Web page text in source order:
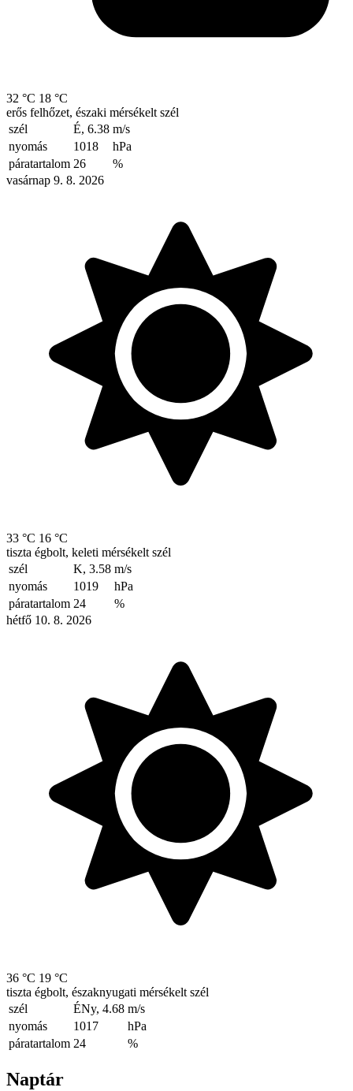
32 °C 18 °C
erős felhőzet, északi mérsékelt szél
szél
É, 6.38 m/s
nyomás
1018
hPa
páratartalom 26
%
vasárnap 9. 8. 2026
33 °C 16 °C
tiszta égbolt, keleti mérsékelt szél
szél
K, 3.58 m/s
nyomás
1019
hPa
páratartalom 24
%
hétfő 10. 8. 2026
36 °C 19 °C
tiszta égbolt, északnyugati mérsékelt szél
szél
ÉNy, 4.68 m/s
nyomás
1017
hPa
páratartalom 24 %
Naptár